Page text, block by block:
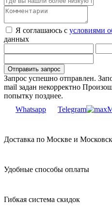
Я соглашаюсь с условиями
данных
Запрос успешно отправлен.
mail задан некорректно
попытку позднее.
Whatsapp
Telegram
Доставка по Москве и
Удобные способы оплаты
Гибкая система скидок